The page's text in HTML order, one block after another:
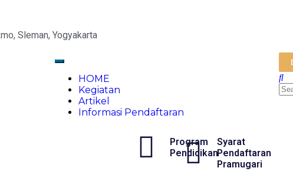
Sleman, Yogyakarta
HOME
Kegiatan
Artikel
Informasi Pendaftaran
Program
Pendidikan
Syarat
Pendaftaran
Pramugari